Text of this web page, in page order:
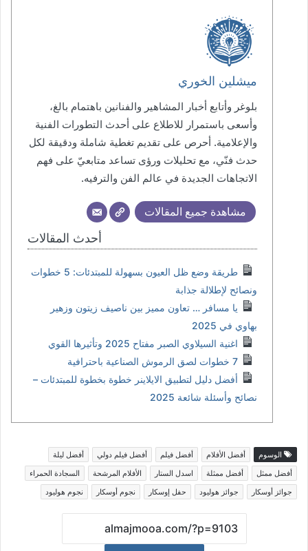
ميشلين الخوري
بلوغر وأتابع أخبار المشاهير والفنانين باهتمام بالغ،
وأسعى باستمرار للاطلاع على أحدث التطورات الفنية
والإعلامية. أحرص على تقديم تغطية شاملة ودقيقة لكل
حدث فنّي، مع تحليلات ورؤى تساعد متابعيّ على فهم
الاتجاهات الجديدة في عالم الفن والترفيه.
مشاهدة جميع المقالات
أحدث المقالات
طريقة وضع ظل العيون بسهولة للمبتدئات: 5 خطوات
ونصائح لإطلالة جذابة
يا مسافر … تعاون مميز بين ناصيف زيتون وزهير
بهاوي في 2025
اغنية السيلاوي الصبر مفتاح 2025 وتأثيرها القوي
7 خطوات لصق الرموش الصناعية باحترافية
أفضل دليل لتطبيق الايلاينر خطوة بخطوة للمبتدئات –
نصائح وأسئلة شائعة 2025
الوسوم أفضل الأفلام أفضل فيلم أفضل فيلم دولي
أفضل ليلة
أفضل ممثل
أفضل ممثلة اسدل الستار الأفلام المرشحة
السجادة الحمراء
جوائز أوسكار
جوائز هوليود حفل إوسكار نجوم أوسكار نجوم هوليود